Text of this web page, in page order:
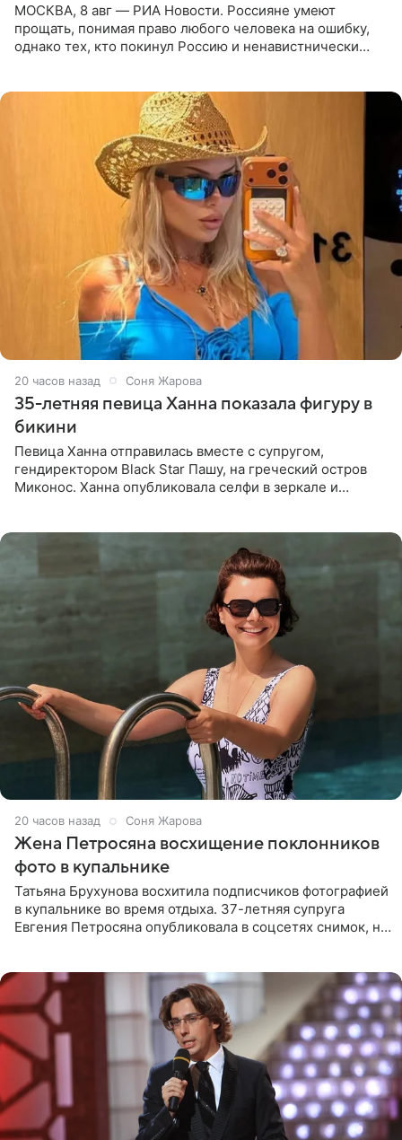
МОСКВА, 8 авг — РИА Новости. Россияне умеют
прощать, понимая право любого человека на ошибку,
однако тех, кто покинул Россию и ненавистнически
20 часов назад Соня Жарова
35-летняя певица Ханна показала фигуру в
бикини
Певица Ханна отправилась вместе с супругом,
гендиректором Black Star Пашу, на греческий остров
Миконос. Ханна опубликовала селфи в зеркале и
20 часов назад Соня Жарова
Жена Петросяна восхищение поклонников
фото в купальнике
Татьяна Брухунова восхитила подписчиков фотографией
в купальнике во время отдыха. 37-летняя супруга
Евгения Петросяна опубликовала в соцсетях снимок, на